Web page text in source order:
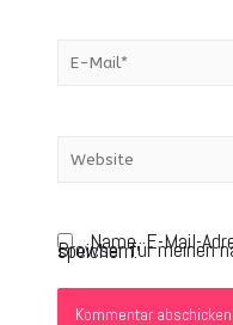
Name, E-Mail-
Browser für meinen nächsten Kommentar speichern.